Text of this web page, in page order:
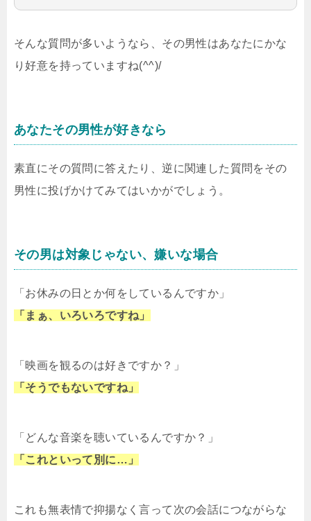
そんな質問が多いようなら、その男性はあなたにかな
り好意を持っていますね(^^)/
あなたその男性が好きなら
素直にその質問に答えたり、逆に関連した質問をその
男性に投げかけてみてはいかがでしょう。
その男は対象じゃない、嫌いな場合
「お休みの日とか何をしているんですか」
「まぁ、いろいろですね」
「映画を観るのは好きですか？」
「そうでもないですね」
「どんな音楽を聴いているんですか？」
「これといって別に…」
これも無表情で抑揚なく言って次の会話につながらな